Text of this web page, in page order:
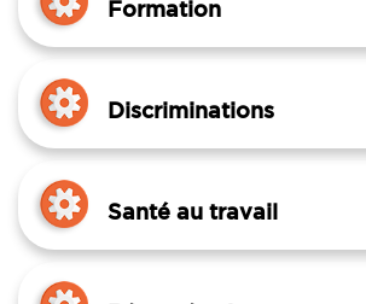
Formation
Discriminations
Santé au travail